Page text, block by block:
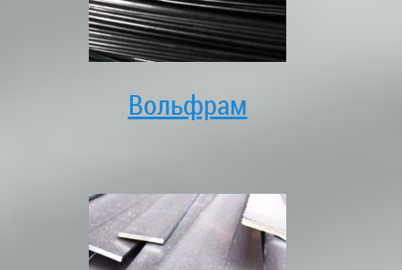
Вольфрам